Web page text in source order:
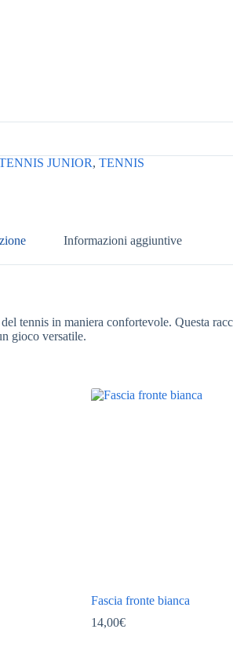
JUNIOR, TENNIS
Informazioni aggiuntive
tennis in maniera confortevole. Questa
gioco versatile.
Fascia fronte bianca
14,00€